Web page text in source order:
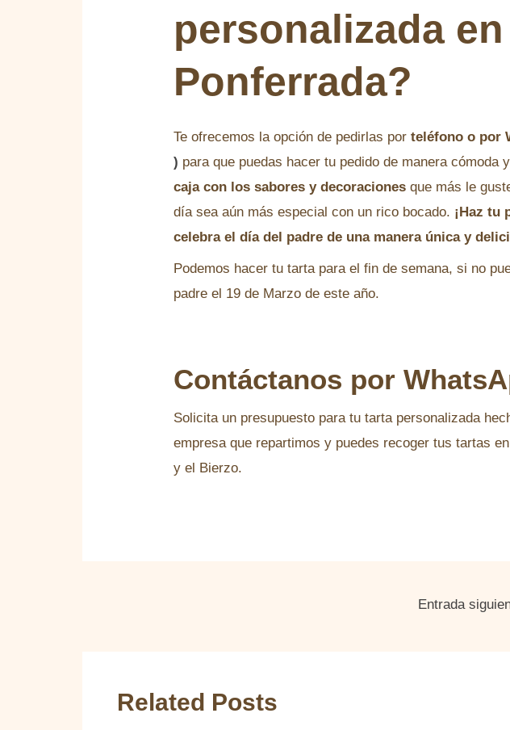
personalizada en
Ponferrada?
Te ofrecemos la opción de pedirlas porteléfono o por
) para que puedas hacer tu pedido de manera cómoda
caja con los sabores y decoraciones que más le
día sea aún más especial con un rico bocado. ¡Haz tu
celebra el día del padre de una manera única y
Podemos hacer tu tarta para el fin de semana, si no
padre el 19 de Marzo de este año.
Contáctanos por
Solicita un presupuesto para tu tarta personalizada
empresa que repartimos y puedes recoger tus tartas
y el Bierzo.
Entrada
Related Posts